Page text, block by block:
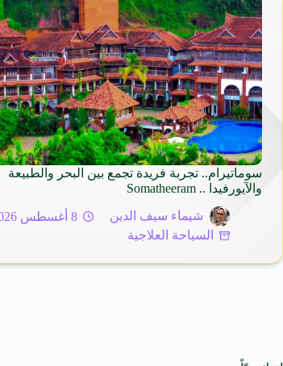
سوماتيرام.. تجربة فريدة تجمع بين البحر والطبيعة
والآيورفيدا .. Somatheeram
شيماء سيف الدين
8 أغسطس 2026
السياحة العلاجية